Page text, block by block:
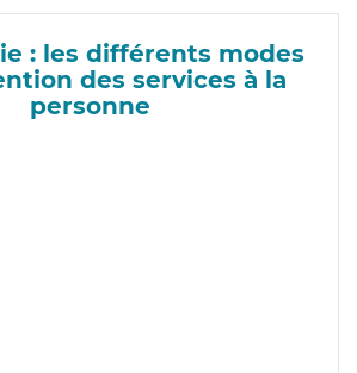
: les différents modes
des services à la
personne